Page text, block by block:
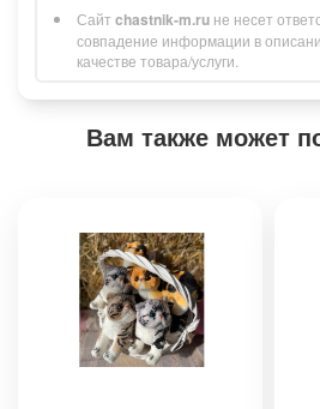
Сайт chastnik-m.ru не несет
совпадение информации в
качестве товара/услуги.
Вам также может